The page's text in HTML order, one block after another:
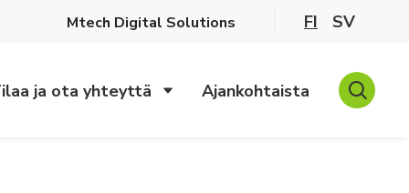
Mtech Digital Solutions FI SV
ja ota yhteyttä Ajankohtaista